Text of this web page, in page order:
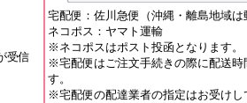
受信
宅配便：佐川急便（沖縄・離島地域は
ネコポス：ヤマト運輸
※ネコポスはポスト投函となります。
※宅配便はご注文手続きの際に配送
す。
※宅配便の配達業者の指定はお受けし